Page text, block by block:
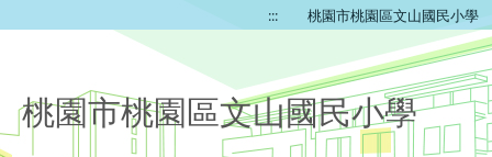
::: 桃園市桃園區文山國民小學
桃園市桃園區文山國民小學